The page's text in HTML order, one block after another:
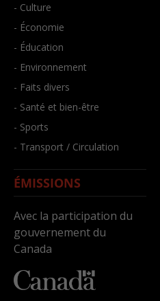
- Culture
- Économie
- Éducation
- Environnement
- Faits divers
- Santé et bien-être
- Sports
- Transport / Circulation
ÉMISSIONS
Avec la participation du
gouvernement du
Canada